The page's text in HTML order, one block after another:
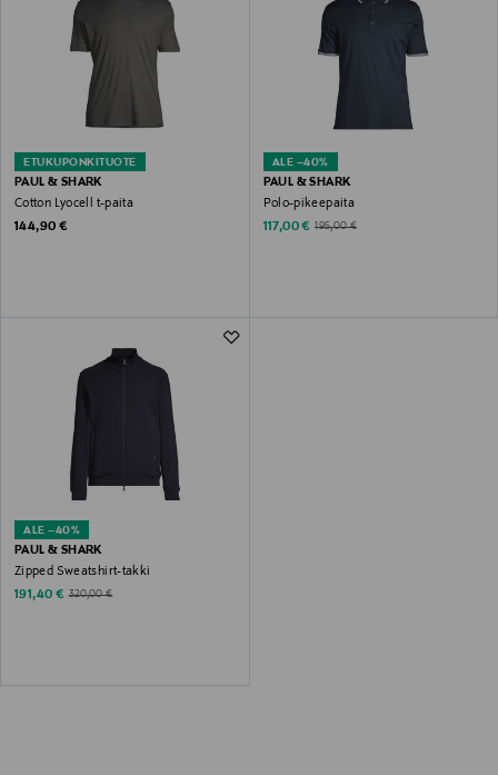
ETUKUPONKITUOTE
PAUL & SHARK
Cotton Lyocell t-paita
Original Price
144,90 €
ALE –40%
PAUL & SHARK
Polo-pikeepaita
Discounted Price
117,00 € Original Price
195,00 €
ALE –40%
PAUL & SHARK
Zipped Sweatshirt-takki
Discounted Price
191,40 € Original Price
320,00 €